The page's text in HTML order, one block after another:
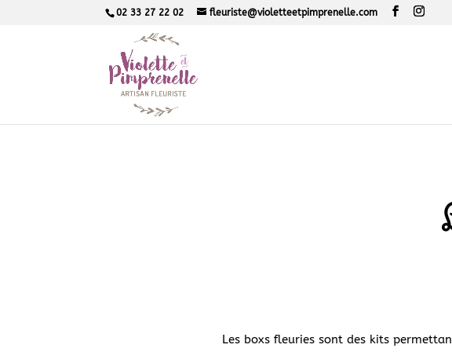
02 33 27 22 02 fleuriste@violetteetpimprenelle.com
Les boxs fleuries sont des kits